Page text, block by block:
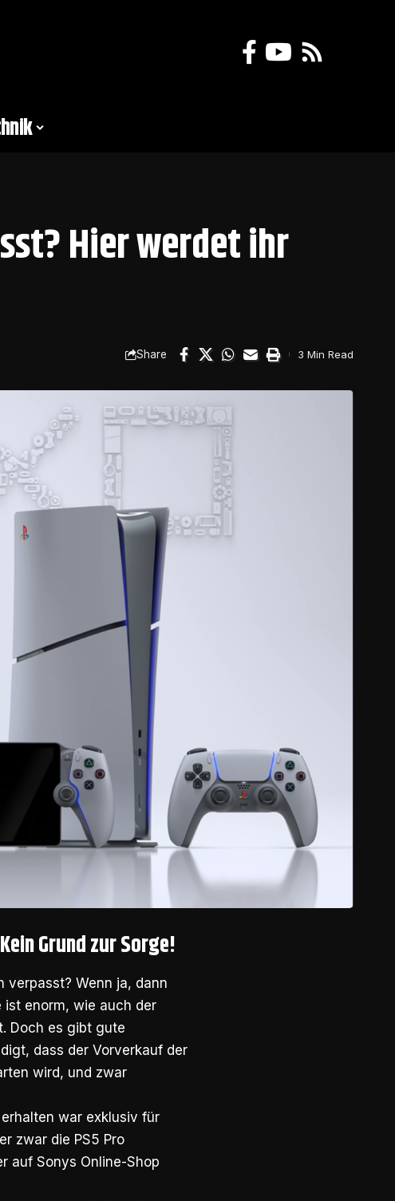
Hier werdet ihr
Share 3 Min Read
Grund zur Sorge!
verpasst? Wenn ja, dann
ist enorm, wie auch der
Doch es gibt gute
dass der Vorverkauf der
wird, und zwar
war exklusiv für
zwar die PS5 Pro
auf Sonys Online-Shop